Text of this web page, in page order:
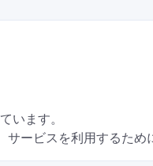
います。
サービスを利用するた